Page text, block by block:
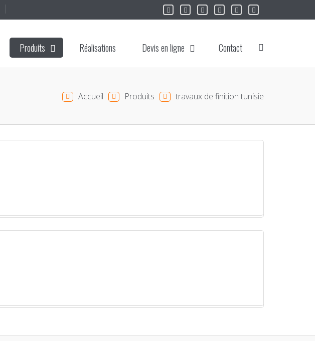
Produits Réalisations Devis en ligne Contact
Accueil Produits travaux de finition tunisie